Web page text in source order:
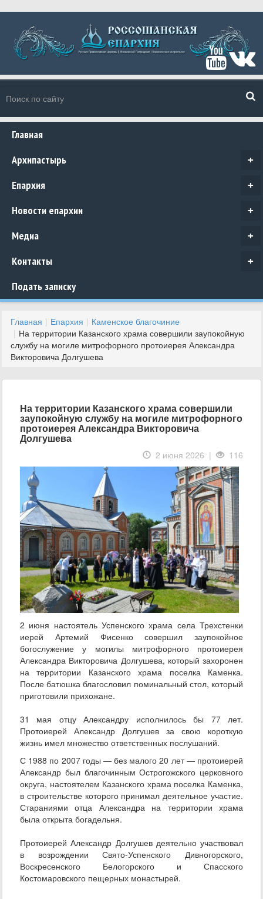
Главная
+
Архипастырь
+
Епархия
+
Новости епархии
+
Медиа
+
Контакты
Подать записку
Главная Епархия
Каменское благочиние
На территории Казанского храма совершили заупокойную
службу на могиле митрофорного протоиерея Александра
Викторовича Долгушева
На территории Казанского храма совершили
заупокойную службу на могиле митрофорного
протоиерея Александра Викторовича
Долгушева
2 июня 2026 | 116
2 июня настоятель Успенского храма села Трехстенки
иерей Артемий Фисенко совершил заупокойное
богослужение у могилы митрофорного протоиерея
Александра Викторовича Долгушева, который захоронен
на территории Казанского храма поселка Каменка.
После батюшка благословил поминальный стол, который
приготовили прихожане.
31 мая отцу Александру исполнилось бы 77 лет.
Протоиерей Александр Долгушев за свою короткую
жизнь имел множество ответственных послушаний.
С 1988 по 2007 годы — без малого 20 лет — протоиерей
Александр был благочинным Острогожского церковного
округа, настоятелем Казанского храма поселка Каменка,
в строительстве которого принимал деятельное участие.
Стараниями отца Александра на территории храма
была открыта богадельня.
Протоиерей Александр Долгушев деятельно участвовал
в возрождении Свято-Успенского Дивногорского,
Воскресенского Белогорского и Спасского
Костомаровского пещерных монастырей.